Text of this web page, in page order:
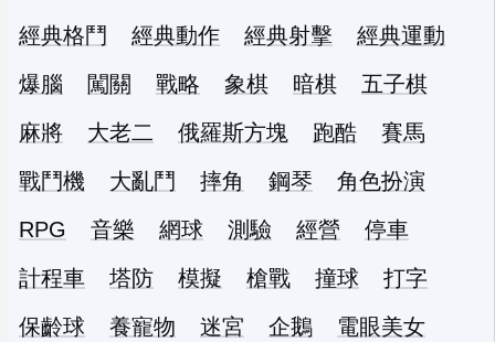
經典格鬥
經典動作 經典射擊
經典運動
爆腦
闖關 戰略 象棋 暗棋
五子棋
麻將
大老二 俄羅斯方塊 跑酷
賽馬
戰鬥機
大亂鬥 摔角 鋼琴
角色扮演
RPG
音樂 網球 測驗 經營
停車
計程車
塔防 模擬 槍戰 撞球
打字
保齡球
養寵物 迷宮 企鵝
電眼美女